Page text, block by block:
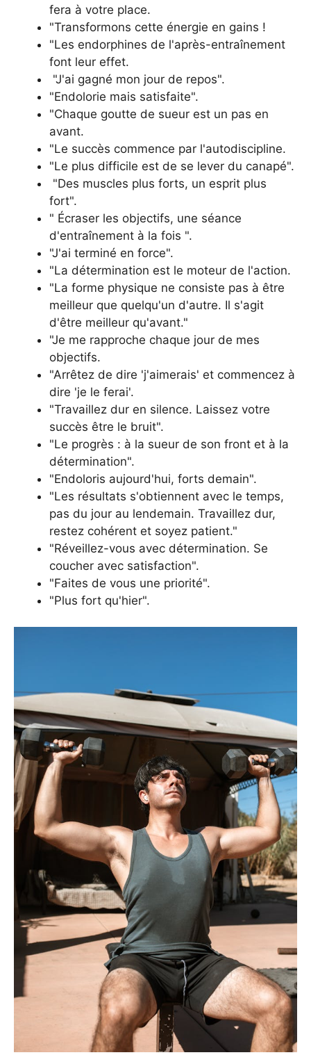
fera à votre place.
"Transformons cette énergie en gains !
"Les endorphines de l'après-entraînement
font leur effet.
"J'ai gagné mon jour de repos".
"Endolorie mais satisfaite".
"Chaque goutte de sueur est un pas en
avant.
"Le succès commence par l'autodiscipline.
"Le plus difficile est de se lever du canapé".
"Des muscles plus forts, un esprit plus
fort".
" Écraser les objectifs, une séance
d'entraînement à la fois ".
"J'ai terminé en force".
"La détermination est le moteur de l'action.
"La forme physique ne consiste pas à être
meilleur que quelqu'un d'autre. Il s'agit
d'être meilleur qu'avant."
"Je me rapproche chaque jour de mes
objectifs.
"Arrêtez de dire 'j'aimerais' et commencez à
dire 'je le ferai'.
"Travaillez dur en silence. Laissez votre
succès être le bruit".
"Le progrès : à la sueur de son front et à la
détermination".
"Endoloris aujourd'hui, forts demain".
"Les résultats s'obtiennent avec le temps,
pas du jour au lendemain. Travaillez dur,
restez cohérent et soyez patient."
"Réveillez-vous avec détermination. Se
coucher avec satisfaction".
"Faites de vous une priorité".
"Plus fort qu'hier".